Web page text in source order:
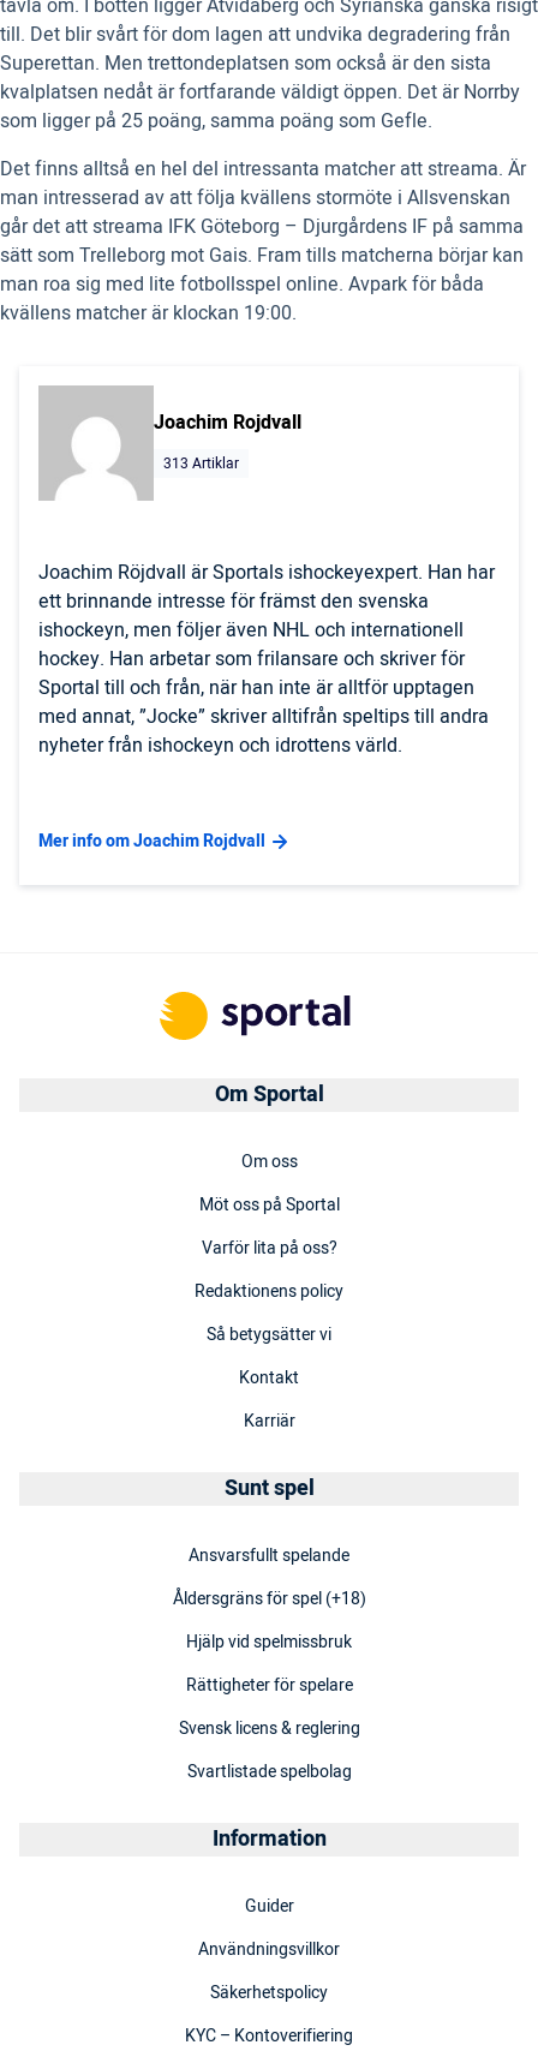
tävla om. I botten ligger Åtvidaberg och Syrianska ganska risigt
till. Det blir svårt för dom lagen att undvika degradering från
Superettan. Men trettondeplatsen som också är den sista
kvalplatsen nedåt är fortfarande väldigt öppen. Det är Norrby
som ligger på 25 poäng, samma poäng som Gefle.
Det finns alltså en hel del intressanta matcher att streama. Är
man intresserad av att följa kvällens stormöte i Allsvenskan
går det att streama IFK Göteborg – Djurgårdens IF på samma
sätt som Trelleborg mot Gais. Fram tills matcherna börjar kan
man roa sig med lite fotbollsspel online. Avpark för båda
kvällens matcher är klockan 19:00.
Joachim Rojdvall
313 Artiklar
Joachim Röjdvall är Sportals ishockeyexpert. Han har
ett brinnande intresse för främst den svenska
ishockeyn, men följer även NHL och internationell
hockey. Han arbetar som frilansare och skriver för
Sportal till och från, när han inte är alltför upptagen
med annat, ”Jocke” skriver alltifrån speltips till andra
nyheter från ishockeyn och idrottens värld.
Mer info om Joachim Rojdvall
Om Sportal
Om oss
Möt oss på Sportal
Varför lita på oss?
Redaktionens policy
Så betygsätter vi
Kontakt
Karriär
Sunt spel
Ansvarsfullt spelande
Åldersgräns för spel (+18)
Hjälp vid spelmissbruk
Rättigheter för spelare
Svensk licens & reglering
Svartlistade spelbolag
Information
Guider
Användningsvillkor
Säkerhetspolicy
KYC – Kontoverifiering